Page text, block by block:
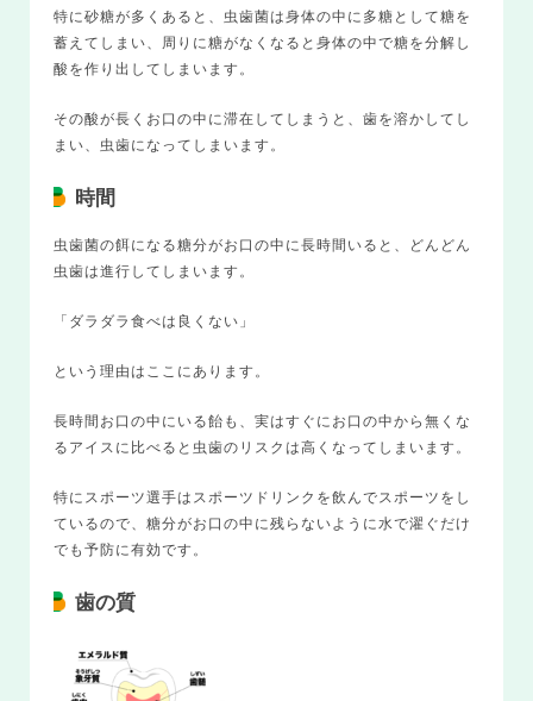
特に砂糖が多くあると、虫歯菌は身体の中に多糖として糖を
蓄えてしまい、周りに糖がなくなると身体の中で糖を分解し
酸を作り出してしまいます。
その酸が長くお口の中に滞在してしまうと、歯を溶かしてし
まい、虫歯になってしまいます。
時間
虫歯菌の餌になる糖分がお口の中に長時間いると、どんどん
虫歯は進行してしまいます。
「ダラダラ食べは良くない」
という理由はここにあります。
長時間お口の中にいる飴も、実はすぐにお口の中から無くな
るアイスに比べると虫歯のリスクは高くなってしまいます。
特にスポーツ選手はスポーツドリンクを飲んでスポーツをし
ているので、糖分がお口の中に残らないように水で濯ぐだけ
でも予防に有効です。
歯の質